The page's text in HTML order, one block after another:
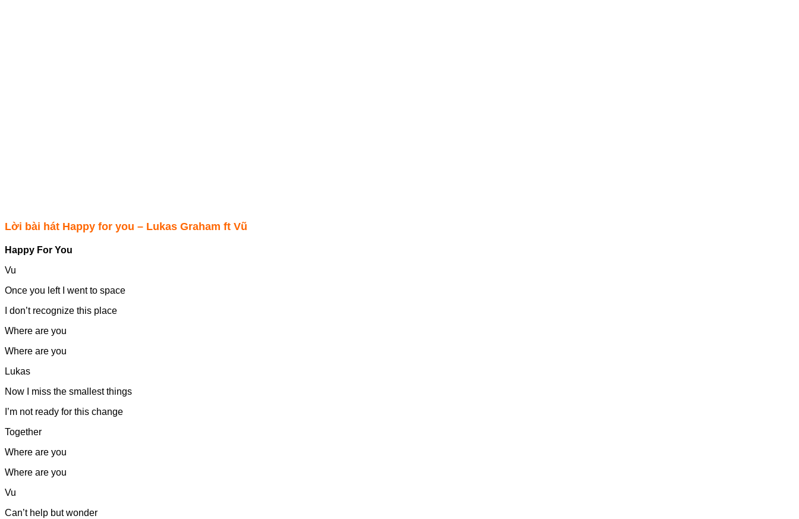
Lời bài hát Happy for you – Lukas Graham ft Vũ
Happy For You
Vu
Once you left I went to space
I don’t recognize this place
Where are you
Where are you
Lukas
Now I miss the smallest things
I’m not ready for this change
Together
Where are you
Where are you
Vu
Can’t help but wonder